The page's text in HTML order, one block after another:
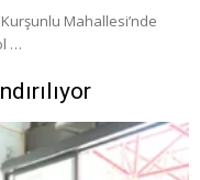
Mahallesi’nde
…